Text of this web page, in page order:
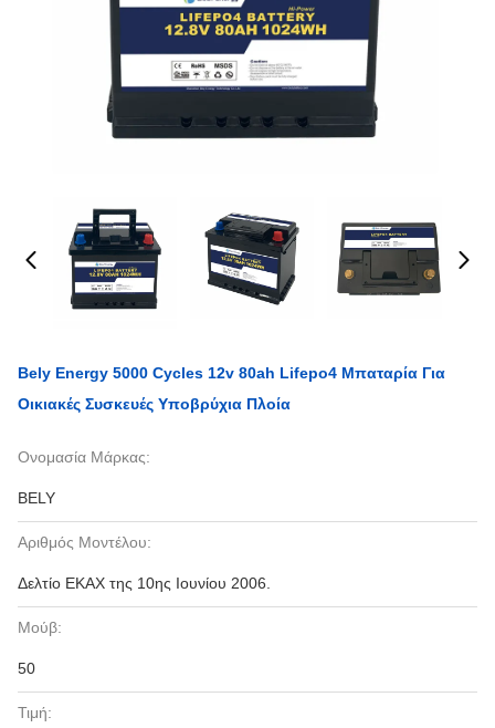
Bely Energy 5000 Cycles 12v 80ah Lifepo4 Μπαταρία Για
Οικιακές Συσκευές Υποβρύχια Πλοία
Ονομασία Μάρκας:
BELY
Αριθμός Μοντέλου:
Δελτίο ΕΚΑΧ της 10ης Ιουνίου 2006.
Μούβ:
50
Τιμή: